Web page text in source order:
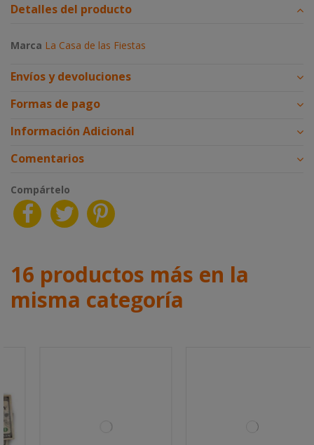
Detalles del producto
Marca La Casa de las Fiestas
Envíos y devoluciones
Formas de pago
Información Adicional
Comentarios
Compártelo
16 productos más en la
misma categoría